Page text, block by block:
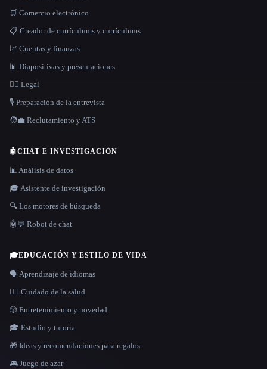
🛒 Comercio electrónico
📋 Creador de currículums y currículums
📈 Cuentas y finanzas
📊 Diapositivas y presentaciones
👩‍⚖️ Legal
🎙️ Preparación de la entrevista
🧑‍💼 Reclutamiento y ATS
🤖CHAT E INVESTIGACIÓN
📊 Análisis de datos
🎓 Asistente de investigación
🔍 Los motores de búsqueda
🤖💬 Robot de chat
🎓EDUCACIÓN Y ESTILO DE VIDA
🗣️ Aprendizaje de idiomas
👩‍⚕️ Cuidado de la salud
🎲 Entretenimiento y novedad
🎓 Estudio y tutoría
🎁 Ideas y recomendaciones para regalos
🎮 Juego de azar